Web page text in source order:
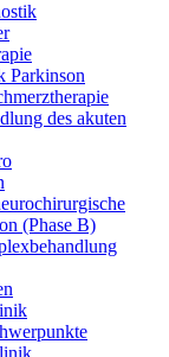
Parkinson
des akuten
(Phase B)